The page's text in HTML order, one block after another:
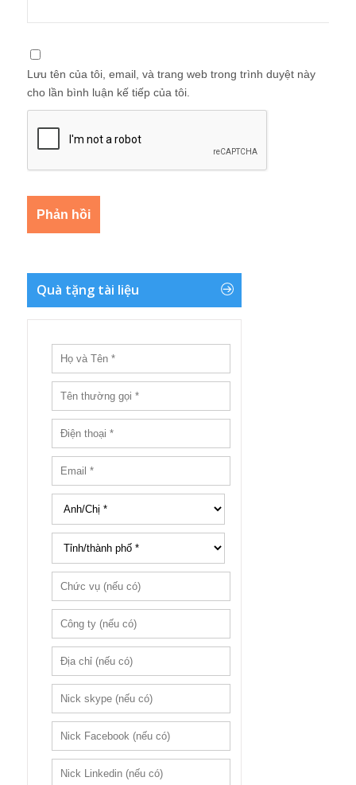
Lưu tên của tôi, email, và trang web trong trình duyệt này
cho lần bình luận kế tiếp của tôi.
Quà tặng tài liệu